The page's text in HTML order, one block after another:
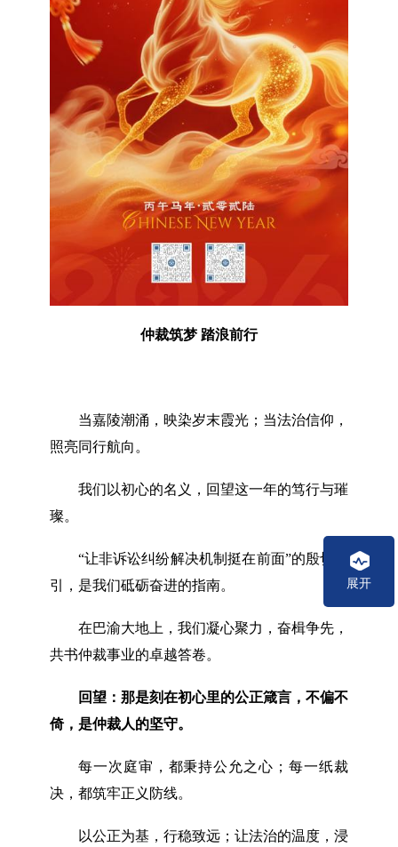
仲裁筑梦 踏浪前行
当嘉陵潮涌，映染岁末霞光；当法治信仰，
照亮同行航向。
我们以初心的名义，回望这一年的笃行与璀
璨。
“让非诉讼纠纷解决机制挺在前面”的殷切指
引，是我们砥砺奋进的指南。
在巴渝大地上，我们凝心聚力，奋楫争先，
共书仲裁事业的卓越答卷。
回望：那是刻在初心里的公正箴言，不偏不
倚，是仲裁人的坚守。
每一次庭审，都秉持公允之心；每一纸裁
决，都筑牢正义防线。
以公正为基，行稳致远；让法治的温度，浸
展开